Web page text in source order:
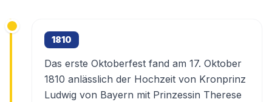
1810
Das erste Oktoberfest fand am 17. Oktober
1810 anlässlich der Hochzeit von Kronprinz
Ludwig von Bayern mit Prinzessin Therese